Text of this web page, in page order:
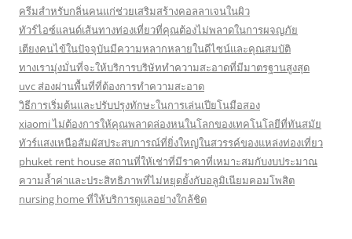
ครีมสำหรับกลิ่นคนแก่ช่วยเสริมสร้างคอลลาเจนในผิว
ทัวร์ไอซ์แลนด์เส้นทางท่องเที่ยวที่คุณต้องไม่พลาดในการผจญภัย
เตียงคนไข้ในปัจจุบันมีความหลากหลายในดีไซน์และคุณสมบัติ
ทางเรามุ่งมั่นที่จะให้บริการบริษัททำความสะอาดที่มีมาตรฐานสูงสุด
uvc ส่องผ่านพื้นที่ที่ต้องการทำความสะอาด
วิธีการเริ่มต้นและปรับปรุงทักษะในการเล่นเปียโนมือสอง
xiaomi ไม่ต้องการให้คุณพลาดล่องหนในโลกของเทคโนโลยีที่ทันสมัย
ทัวร์แสงเหนือสัมผัสประสบการณ์ที่ยิ่งใหญ่ในสวรรค์ของแหล่งท่องเที่ยว
phuket rent house สถานที่ให้เช่าที่มีราคาที่เหมาะสมกับงบประมาณ
ความล้ำค่าและประสิทธิภาพที่ไม่หยุดยั้งกับอลูมิเนียมคอมโพสิต
nursing home ที่ให้บริการดูแลอย่างใกล้ชิด